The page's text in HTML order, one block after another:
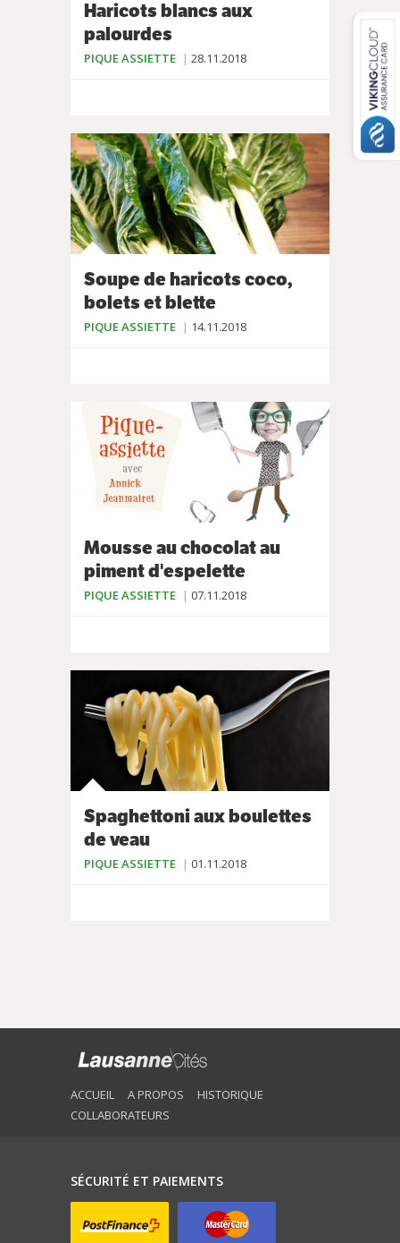
Haricots blancs aux
palourdes
PIQUE ASSIETTE 28.11.2018
Soupe de haricots coco,
bolets et blette
PIQUE ASSIETTE 14.11.2018
Mousse au chocolat au
piment d'espelette
PIQUE ASSIETTE 07.11.2018
Spaghettoni aux boulettes
de veau
PIQUE ASSIETTE 01.11.2018
ACCUEIL A PROPOS
HISTORIQUE
COLLABORATEURS
SÉCURITÉ ET PAIEMENTS